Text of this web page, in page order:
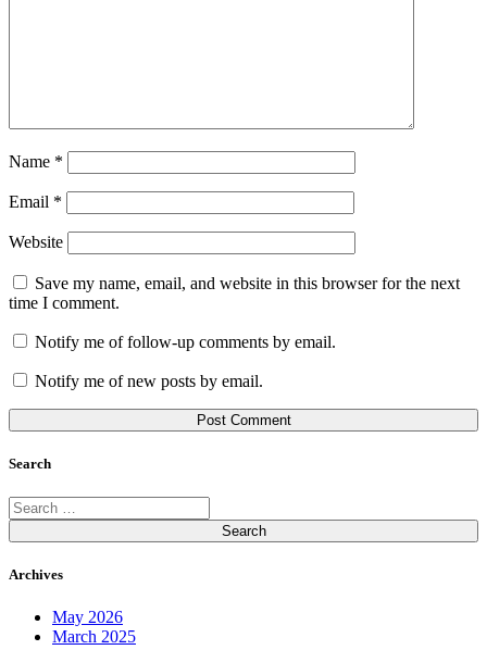
Name *
Email *
Website
Save my name, email, and website in this browser for the next
time I comment.
Notify me of follow-up comments by email.
Notify me of new posts by email.
Search
Search
for:
Archives
May 2026
March 2025